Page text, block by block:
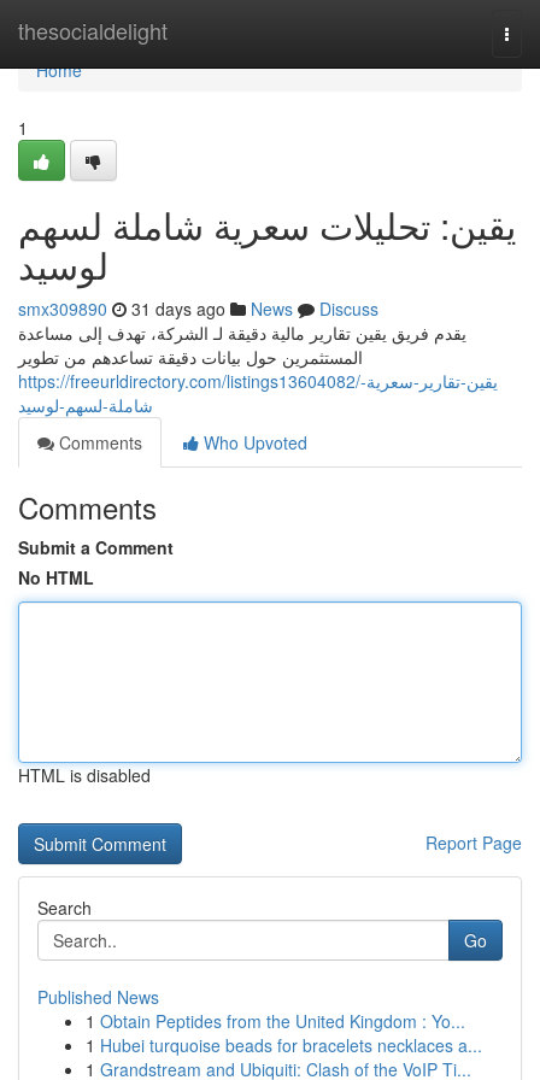
thesocialdelight
Home
Home
1
يقين: تحليلات سعرية شاملة لسهم
لوسيد
smx309890 31 days ago News
Discuss
يقدم فريق يقين تقارير مالية دقيقة لـ الشركة، تهدف إلى مساعدة
المستثمرين حول بيانات دقيقة تساعدهم من تطوير
https://freeurldirectory.com/listings13604082/يقين-تقارير-سعرية-
شاملة-لسهم-لوسيد
Comments
Who Upvoted
Comments
Submit a Comment
No HTML
HTML is disabled
Report Page
Search
Go
Published News
1 Obtain Peptides from the United Kingdom : Yo...
1 Hubei turquoise beads for bracelets necklaces a...
1 Grandstream and Ubiquiti: Clash of the VoIP Ti...